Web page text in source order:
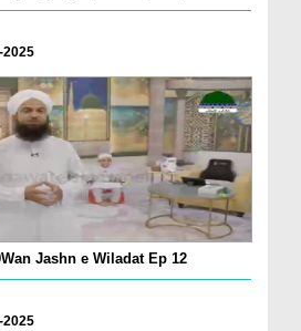
2025
Jashn e Wiladat Ep 12
2025